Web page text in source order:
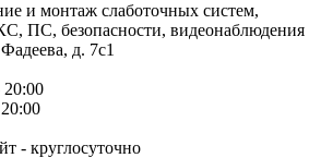
и монтаж слаботочных систем,
ПС, безопасности, видеонаблюдения
д. 7с1
- круглосуточно